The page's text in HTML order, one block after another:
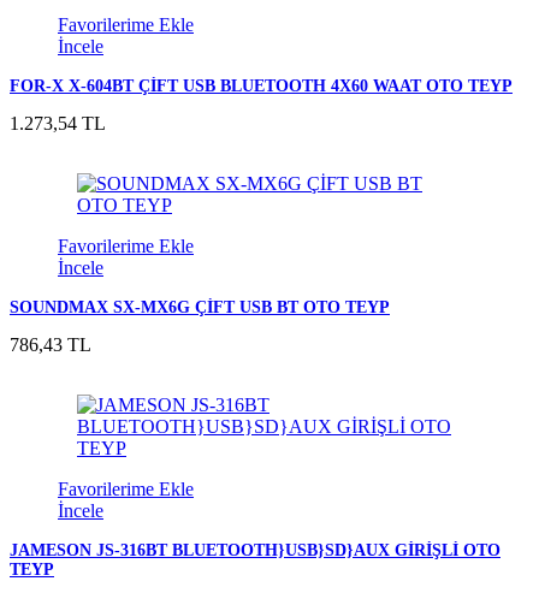
Favorilerime Ekle
İncele
FOR-X X-604BT ÇİFT USB BLUETOOTH 4X60 WAAT OTO TEYP
1.273,54 TL
Favorilerime Ekle
İncele
SOUNDMAX SX-MX6G ÇİFT USB BT OTO TEYP
786,43 TL
Favorilerime Ekle
İncele
JAMESON JS-316BT BLUETOOTH}USB}SD}AUX GİRİŞLİ OTO
TEYP